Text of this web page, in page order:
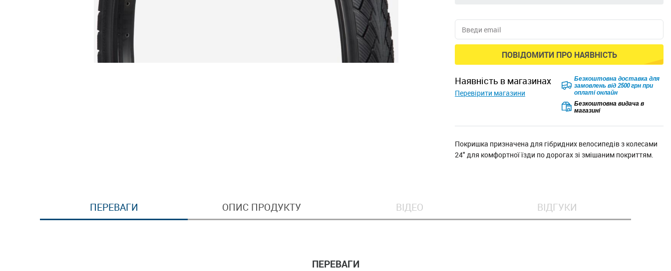
ПОВІДОМИТИ ПРО НАЯВНІСТЬ
наявність в магазинах
Перевірити магазини
Безкоштовна доставка для
замовлень від 2500 грн при
оплаті онлайн
Безкоштовна видача в
магазині
Покришка призначена для гібридних велосипедів з колесами
24" для комфортної їзди по дорогах зі змішаним покриттям.
ПЕРЕВАГИ ОПИС ПРОДУКТУ ВІДЕО ВІДГУКИ
ПЕРЕВАГИ